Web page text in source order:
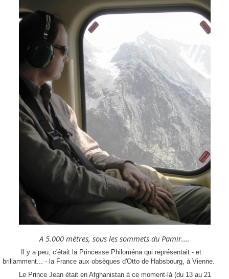
A 5.000 mètres, sous les sommets du Pamir....
Il y a peu, c'était la Princesse Philoména qui représentait - et
brillamment... - la France aux obsèques d'Otto de Habsbourg, à Vienne.
Le Prince Jean était en Afghanistan à ce moment-là (du 13 au 21